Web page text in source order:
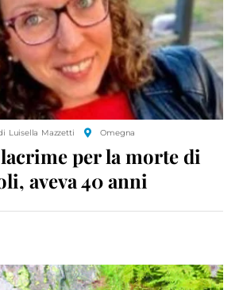
Luisella Mazzetti Omegna
per la morte di
aveva 40 anni